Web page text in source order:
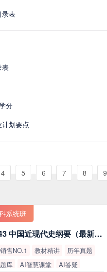
表
分
划要点
4 5 6 7 8 9
系统班
15043 中国近现代史纲要（最新版）
售NO.1 教材精讲
历年真题
库
AI智慧课堂
AI答疑